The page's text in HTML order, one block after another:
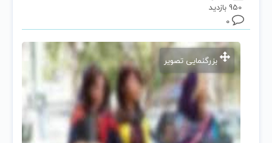
950 بازدید
۰
بزرگنمایی تصویر